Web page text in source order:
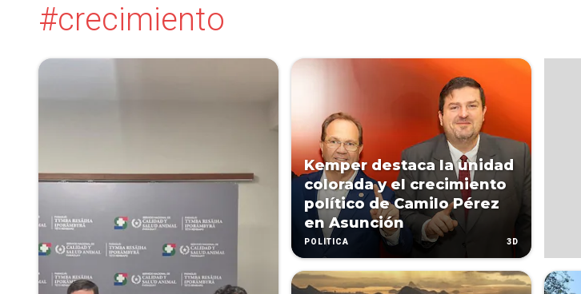
#crecimiento
Kemper destaca la unidad
colorada y el crecimiento
político de Camilo Pérez
en Asunción
POLÍTICA 3D